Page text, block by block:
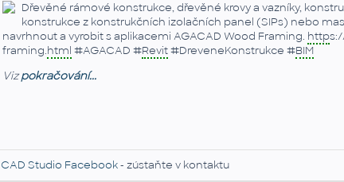
Dřevěné rámové konstrukce, dřevěné krovy a vazníky,
konstrukce z konstrukčních izolačních panel (SIPs) nebo
navrhnout a vyrobit s aplikacemi AGACAD Wood Framing. http
framing.html #AGACAD #Revit#DreveneKonstrukce #BIM
Vizpokračování...
CAD Studio Facebook- zústaňte v kontaktu